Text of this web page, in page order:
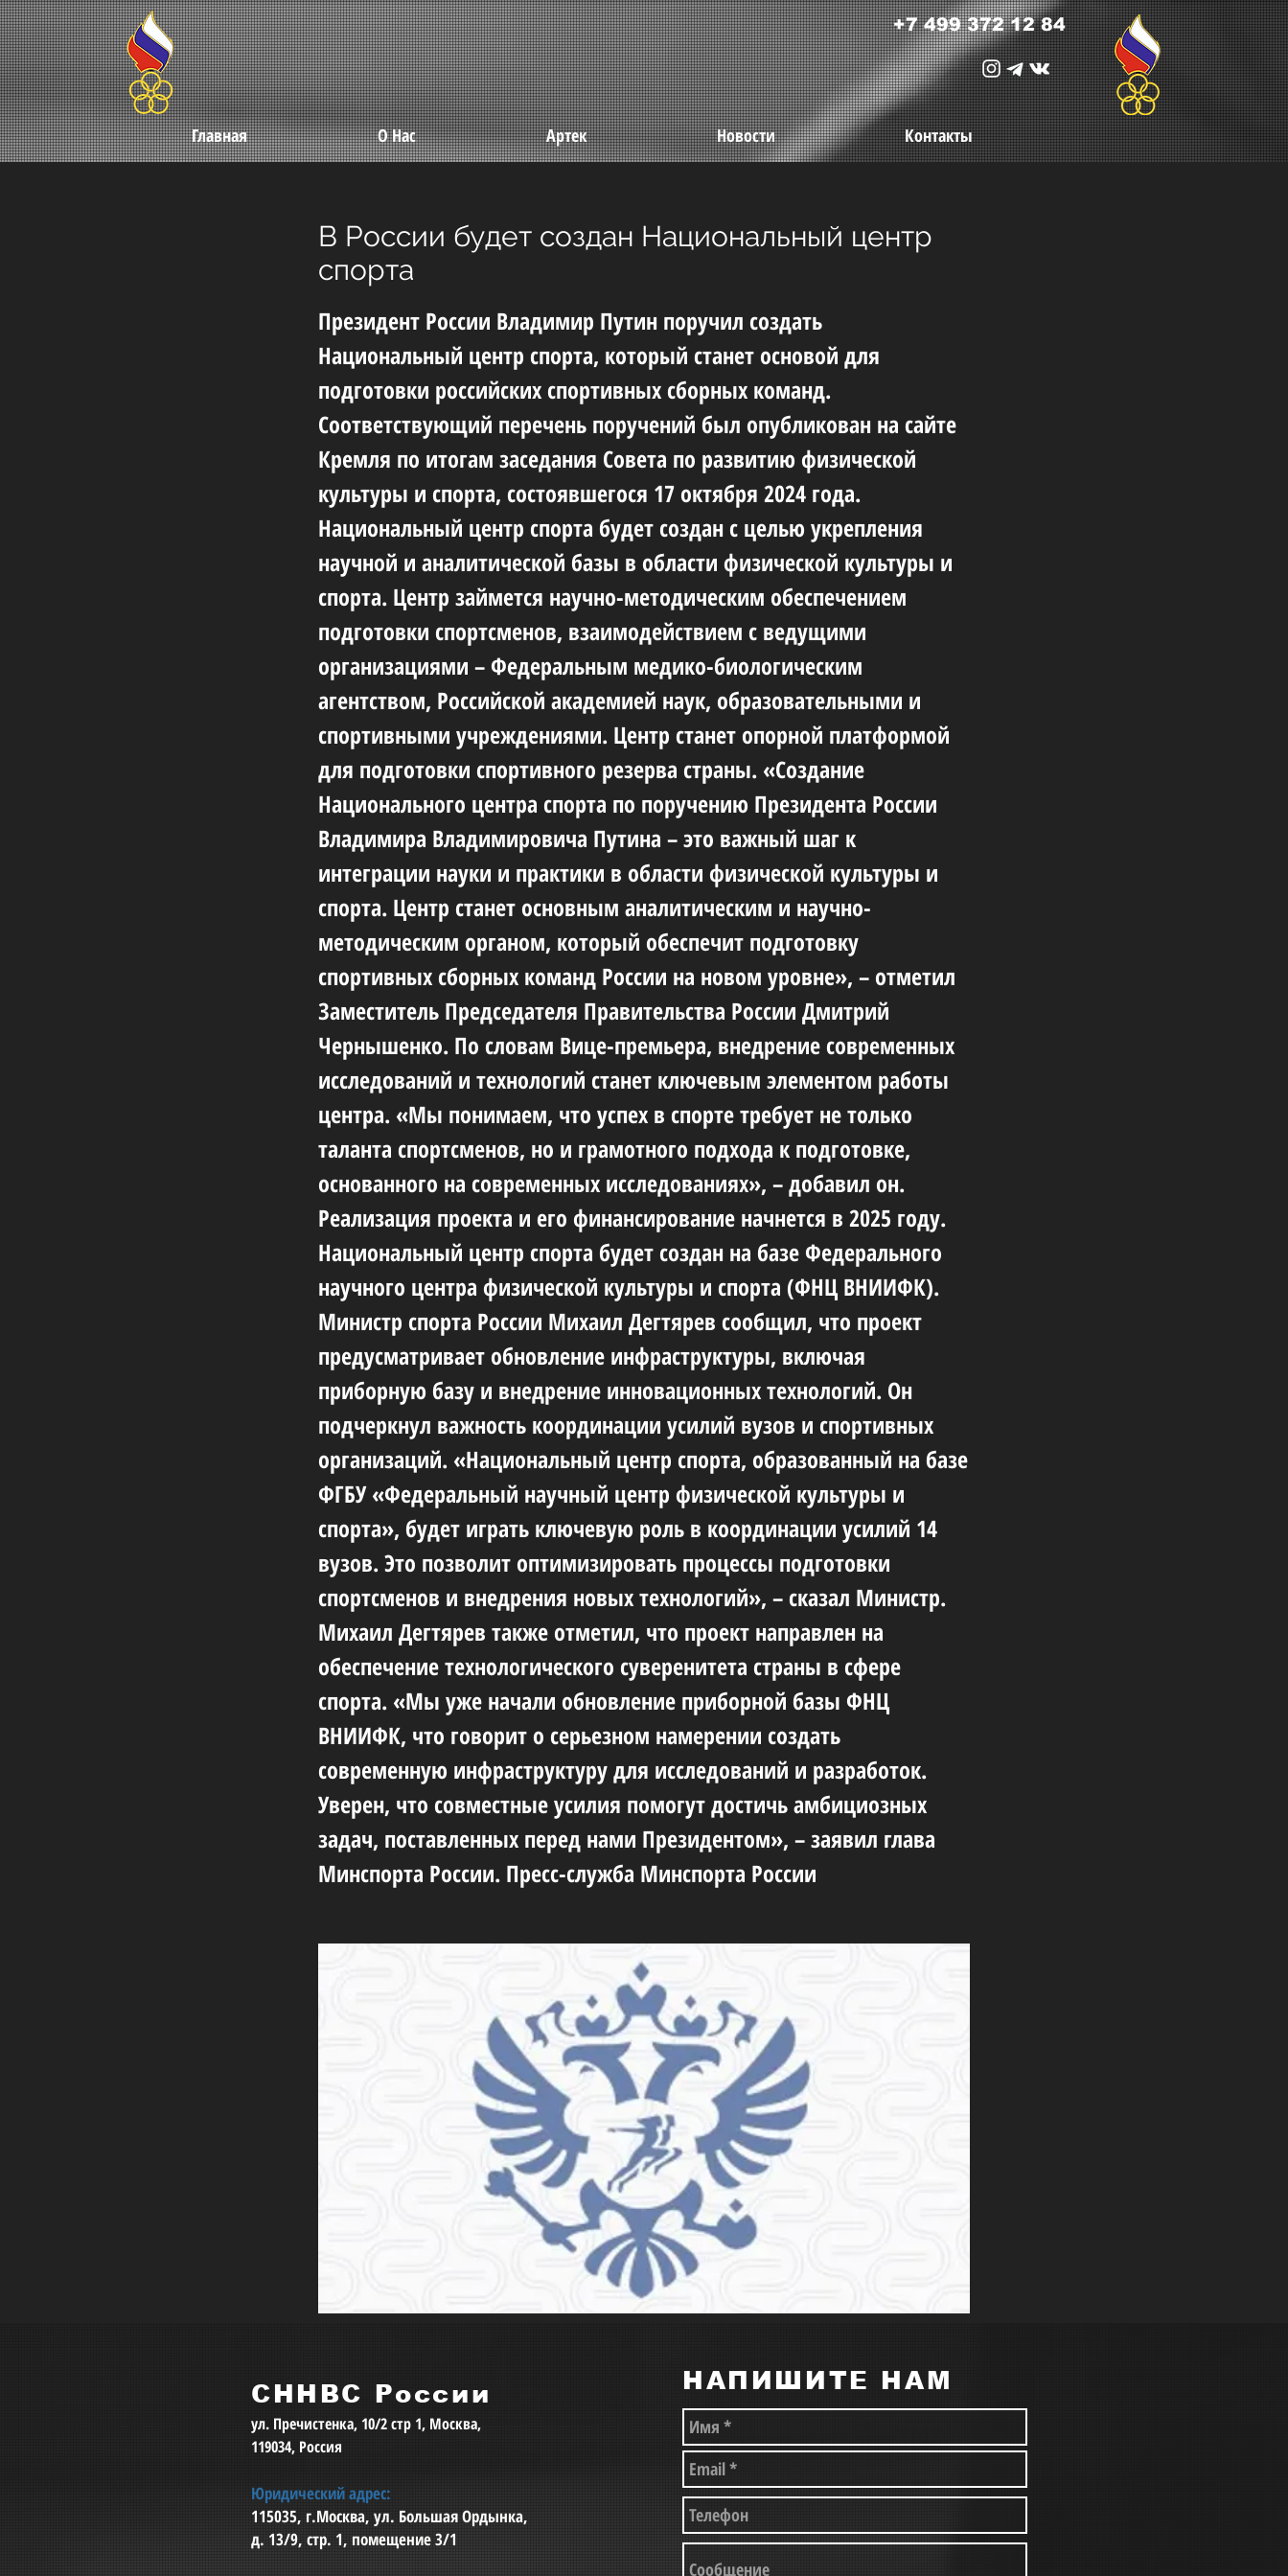
+7 499 372 12 84
Главная О Нас Артек Новости Контакты
В России будет создан Национальный центр
спорта
Президент России Владимир Путин поручил создать
Национальный центр спорта, который станет основой для
подготовки российских спортивных сборных команд.
Соответствующий перечень поручений был опубликован на сайте
Кремля по итогам заседания Совета по развитию физической
культуры и спорта, состоявшегося 17 октября 2024 года.
Национальный центр спорта будет создан с целью укрепления
научной и аналитической базы в области физической культуры и
спорта. Центр займется научно-методическим обеспечением
подготовки спортсменов, взаимодействием с ведущими
организациями – Федеральным медико-биологическим
агентством, Российской академией наук, образовательными и
спортивными учреждениями. Центр станет опорной платформой
для подготовки спортивного резерва страны. «Создание
Национального центра спорта по поручению Президента России
Владимира Владимировича Путина – это важный шаг к
интеграции науки и практики в области физической культуры и
спорта. Центр станет основным аналитическим и научно-
методическим органом, который обеспечит подготовку
спортивных сборных команд России на новом уровне», – отметил
Заместитель Председателя Правительства России Дмитрий
Чернышенко. По словам Вице-премьера, внедрение современных
исследований и технологий станет ключевым элементом работы
центра. «Мы понимаем, что успех в спорте требует не только
таланта спортсменов, но и грамотного подхода к подготовке,
основанного на современных исследованиях», – добавил он.
Реализация проекта и его финансирование начнется в 2025 году.
Национальный центр спорта будет создан на базе Федерального
научного центра физической культуры и спорта (ФНЦ ВНИИФК).
Министр спорта России Михаил Дегтярев сообщил, что проект
предусматривает обновление инфраструктуры, включая
приборную базу и внедрение инновационных технологий. Он
подчеркнул важность координации усилий вузов и спортивных
организаций. «Национальный центр спорта, образованный на базе
ФГБУ «Федеральный научный центр физической культуры и
спорта», будет играть ключевую роль в координации усилий 14
вузов. Это позволит оптимизировать процессы подготовки
спортсменов и внедрения новых технологий», – сказал Министр.
Михаил Дегтярев также отметил, что проект направлен на
обеспечение технологического суверенитета страны в сфере
спорта. «Мы уже начали обновление приборной базы ФНЦ
ВНИИФК, что говорит о серьезном намерении создать
современную инфраструктуру для исследований и разработок.
Уверен, что совместные усилия помогут достичь амбициозных
задач, поставленных перед нами Президентом», – заявил глава
Минспорта России. Пресс-служба Минспорта России
СННВС России
ул. Пречистенка, 10/2 стр 1, Москва,
119034, Россия
Юридический адрес:
115035, г.Москва, ул. Большая Ордынка,
д. 13/9, стр. 1, помещение 3/1
НАПИШИТЕ НАМ